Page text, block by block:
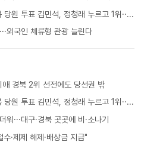
[속보] 더불어민주당 강원·대구·경북 당원 투표 김민석, 정청래 누르고 1위···임미애 경북 2위 선전에도 당선권 밖
외국인 체류형 관광 늘린다
애 경북 2위 선전에도 당선권 밖
[속보] 더불어민주당 강원·대구·경북 당원 투표 김민석, 정청래 누르고 1위···임미애 경북 2위 선전에도 당선권 밖
···대구·경북 곳곳에 비·소나기
·제제 해제·배상금 지급"